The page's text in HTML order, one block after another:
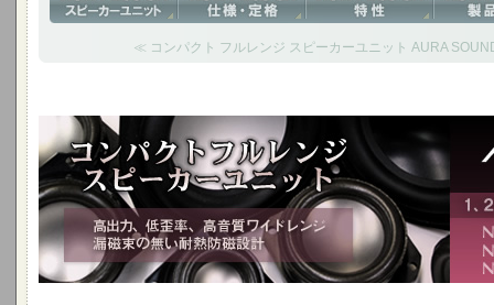
≪ コンパクト フルレンジ スピーカーユニット AURA
コンパクトフルレンジスピーカーユニット
高出力、低歪率、高音質ワイドレンジ、漏磁束の無い耐熱防磁設計
1,2,3インチコンパクトフルレンジ